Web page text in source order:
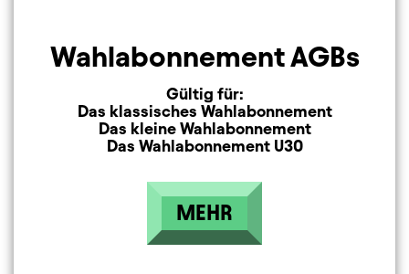
Wahlabonnement AGBs
Gültig für:
Das klassisches Wahlabonnement
Das kleine Wahlabonnement
Das Wahlabonnement U30
MEHR